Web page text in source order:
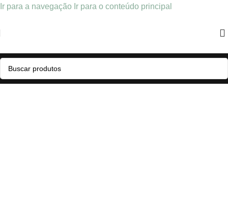
Ir para a navegação Ir para o conteúdo principal